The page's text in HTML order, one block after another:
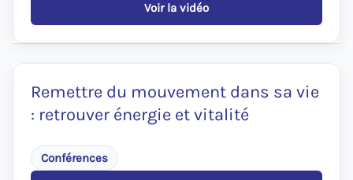
Voir la vidéo
:
Actualité
dans
polyarthrite
rhumatoïde
Remettre du mouvement dans sa vie
: retrouver énergie et vitalité
Conférences